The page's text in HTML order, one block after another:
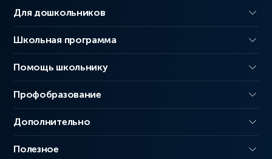
Для дошкольников
Школьная программа
Помощь школьнику
Профобразование
Дополнительно
Полезное